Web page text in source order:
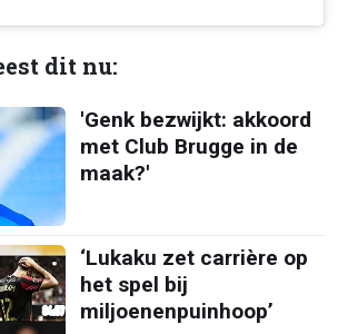
dit nu:
'Genk bezwijkt: akkoord
met Club Brugge in de
maak?'
‘Lukaku zet carrière op
het spel bij
miljoenenpuinhoop’